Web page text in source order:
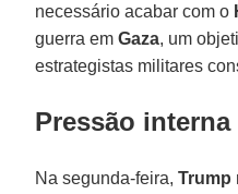
necessário acabar com o
guerra emGaza, um
estrategistas militares
Pressão interna
Na segunda-feira,Trump